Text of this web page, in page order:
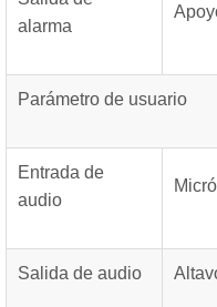
alarma
Parámetro de usuario
Entrada de
audio
Salida de audio